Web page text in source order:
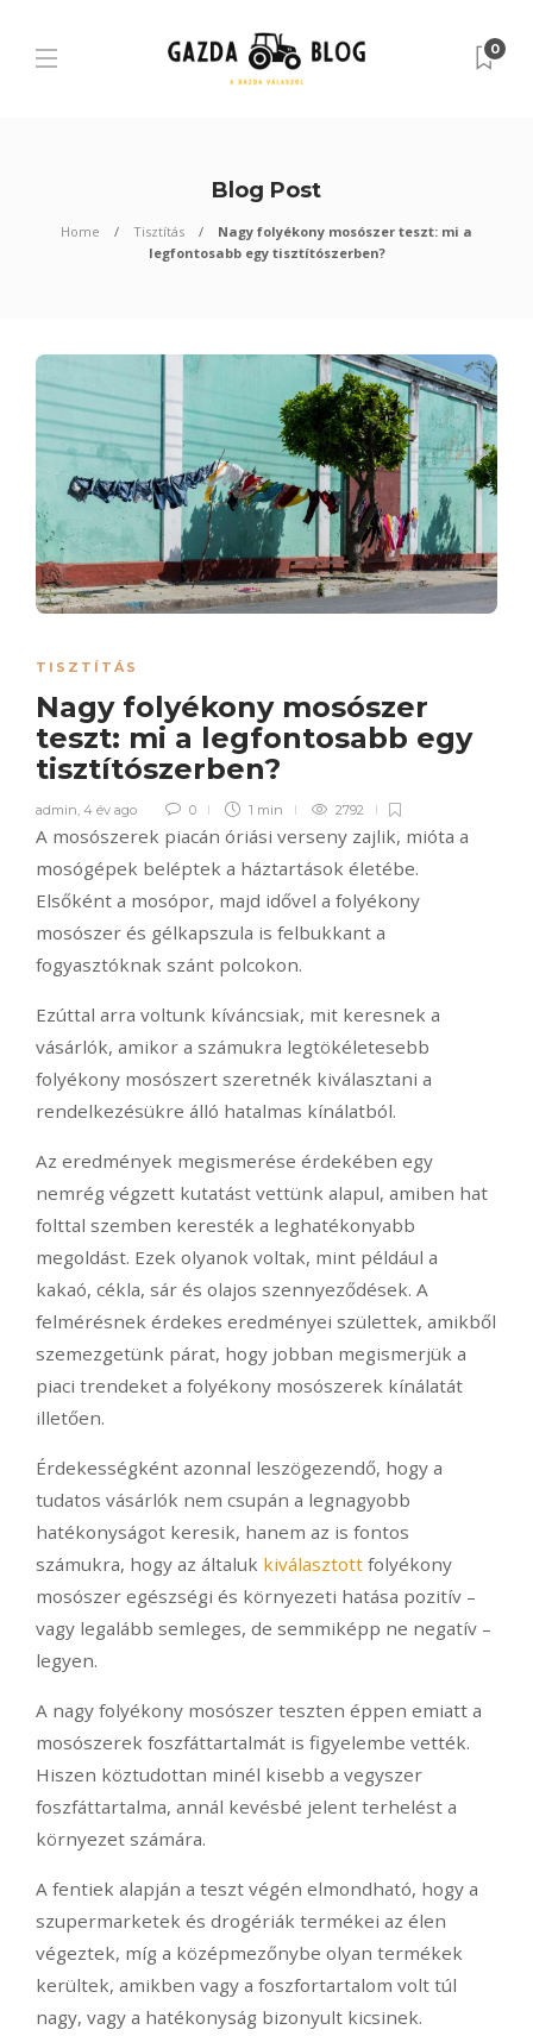
0
Blog Post
Home Tisztítás
Nagy folyékony mosószer teszt: mi a
legfontosabb egy tisztítószerben?
TISZTÍTÁS
Nagy folyékony mosószer
teszt: mi a legfontosabb egy
tisztítószerben?
admin, 4 év ago 0 1 min 2792
A mosószerek piacán óriási verseny zajlik, mióta a
mosógépek beléptek a háztartások életébe.
Elsőként a mosópor, majd idővel a folyékony
mosószer és gélkapszula is felbukkant a
fogyasztóknak szánt polcokon.
Ezúttal arra voltunk kíváncsiak, mit keresnek a
vásárlók, amikor a számukra legtökéletesebb
folyékony mosószert szeretnék kiválasztani a
rendelkezésükre álló hatalmas kínálatból.
Az eredmények megismerése érdekében egy
nemrég végzett kutatást vettünk alapul, amiben hat
folttal szemben keresték a leghatékonyabb
megoldást. Ezek olyanok voltak, mint például a
kakaó, cékla, sár és olajos szennyeződések. A
felmérésnek érdekes eredményei születtek, amikből
szemezgetünk párat, hogy jobban megismerjük a
piaci trendeket a folyékony mosószerek kínálatát
illetően.
Érdekességként azonnal leszögezendő, hogy a
tudatos vásárlók nem csupán a legnagyobb
hatékonyságot keresik, hanem az is fontos
számukra, hogy az általuk kiválasztott folyékony
mosószer egészségi és környezeti hatása pozitív –
vagy legalább semleges, de semmiképp ne negatív –
legyen.
A nagy folyékony mosószer teszten éppen emiatt a
mosószerek foszfáttartalmát is figyelembe vették.
Hiszen köztudottan minél kisebb a vegyszer
foszfáttartalma, annál kevésbé jelent terhelést a
környezet számára.
A fentiek alapján a teszt végén elmondható, hogy a
szupermarketek és drogériák termékei az élen
végeztek, míg a középmezőnybe olyan termékek
kerültek, amikben vagy a foszfortartalom volt túl
nagy, vagy a hatékonyság bizonyult kicsinek.